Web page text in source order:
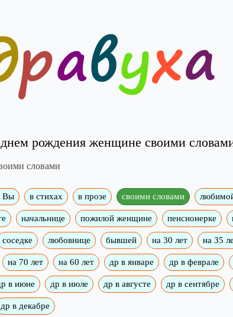
днем рождения женщине своими
словами
Вы в стихах в прозе своими словами
начальнице пожилой женщине пенсионерке
соседке любовнице бывшей на 30 лет на 35
на 70 лет на 60 лет др в январе др в феврале
в июне др в июле др в августе др в сентябре
др в декабре